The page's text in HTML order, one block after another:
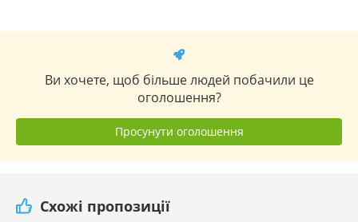
Ви хочете, щоб більше людей побачили це
оголошення?
Просунути оголошення
Схожі пропозиції